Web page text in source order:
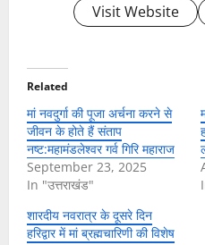
Visit Website
Related
मां नवदुर्गा की पूजा अर्चना करने से
जीवन के होते हैं संताप
नष्ट:महामंडलेश्वर गर्व गिरि महाराज
September 23, 2025
In "उत्तराखंड"
शारदीय नवरात्र के दूसरे दिन
हरिद्वार में मां ब्रह्मचारिणी की विशेष